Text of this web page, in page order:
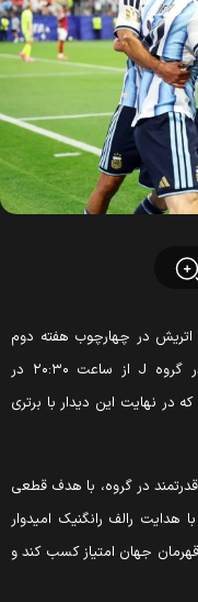
در چهارچوب هفته دوم
رقابت‌های مرحله گروهی جام جهانی 2026 در گروه J از ساعت ۲۰:۳۰ در
نهایت این دیدار با برتری
در گروه، با هدف قطعی
رالف رانگنیک امیدوار
جهان امتیاز کسب کند و